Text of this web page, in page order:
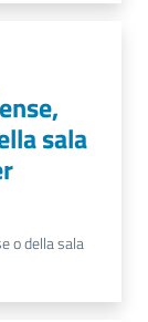
sala
o della sala